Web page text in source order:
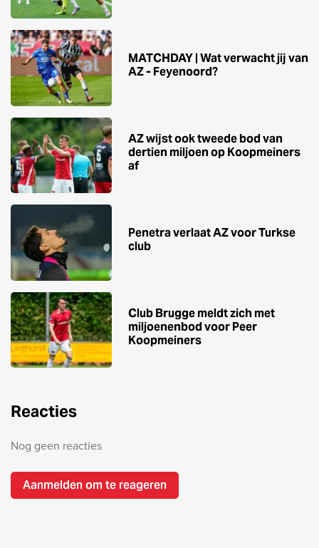
MATCHDAY | Wat verwacht jij van
AZ - Feyenoord?
AZ wijst ook tweede bod van
dertien miljoen op Koopmeiners
af
Penetra verlaat AZ voor Turkse
club
Club Brugge meldt zich met
miljoenenbod voor Peer
Koopmeiners
Reacties
Nog geen reacties
Aanmelden om te reageren